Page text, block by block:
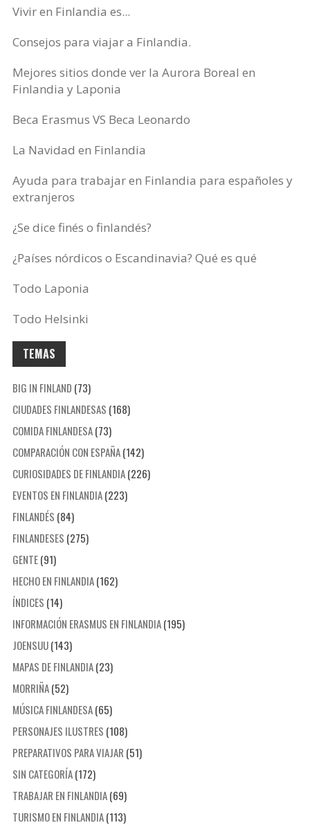
Vivir en Finlandia es...
Consejos para viajar a Finlandia.
Mejores sitios donde ver la Aurora Boreal en
Finlandia y Laponia
Beca Erasmus VS Beca Leonardo
La Navidad en Finlandia
Ayuda para trabajar en Finlandia para españoles y
extranjeros
¿Se dice finés o finlandés?
¿Países nórdicos o Escandinavia? Qué es qué
Todo Laponia
Todo Helsinki
TEMAS
BIG IN FINLAND (73)
CIUDADES FINLANDESAS (168)
COMIDA FINLANDESA(73)
COMPARACIÓN CON ESPAÑA(142)
CURIOSIDADES DE FINLANDIA(226)
EVENTOS EN FINLANDIA(223)
FINLANDÉS (84)
FINLANDESES (275)
GENTE(91)
HECHO EN FINLANDIA(162)
ÍNDICES (14)
INFORMACIÓN ERASMUS EN FINLANDIA(195)
JOENSUU(143)
MAPAS DE FINLANDIA(23)
MORRIÑA(52)
MÚSICA FINLANDESA(65)
PERSONAJES ILUSTRES (108)
PREPARATIVOS PARA VIAJAR (51)
SIN CATEGORÍA(172)
TRABAJAR EN FINLANDIA(69)
TURISMO EN FINLANDIA(113)